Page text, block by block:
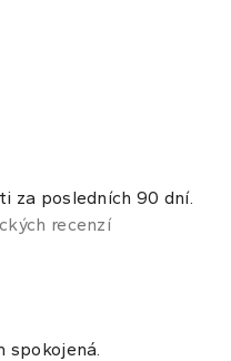
za posledních 90 dní.
recenzí
spokojená.